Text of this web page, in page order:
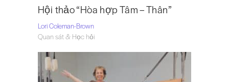
Hội thảo “Hòa hợp Tâm – Thân”
Lori Coleman-Brown
Quan sát & Học hỏi